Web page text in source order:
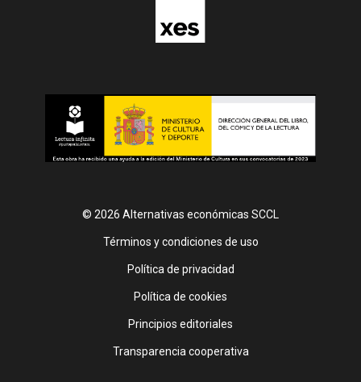
© 2026 Alternativas económicas SCCL
Footer
Términos y condiciones de uso
Política de privacidad
Política de cookies
Principios editoriales
Transparencia cooperativa